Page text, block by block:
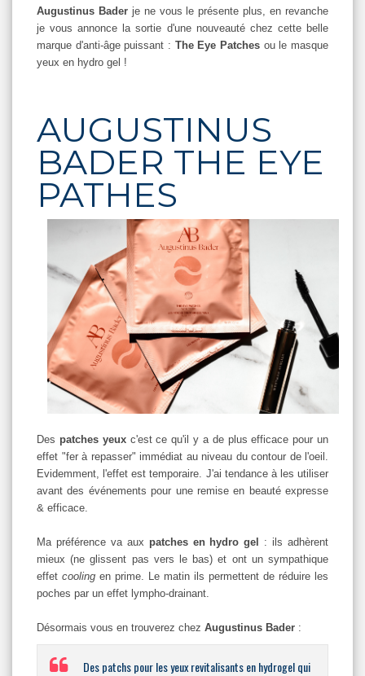
Augustinus Bader je ne vous le présente plus, en revanche
je vous annonce la sortie d'une nouveauté chez cette belle
marque d'anti-âge puissant : The Eye Patches ou le masque
yeux en hydro gel !
AUGUSTINUS
BADER THE EYE
PATHES
Des patches yeuxc'est ce qu'il y a de plus efficace pour un
effet "fer à repasser" immédiat au niveau du contour de l'oeil.
Evidemment, l'effet est temporaire. J'ai tendance à les utiliser
avant des événements pour une remise en beauté expresse
& efficace.
Ma préférence va aux patches en hydro gel
: ils adhèrent
mieux (ne glissent pas vers le bas) et ont un sympathique
effet cooling en prime. Le matin ils permettent de réduire les
poches par un effet lympho-drainant.
Désormais vous en trouverez chez Augustinus Bader :
Des patchs pour les yeux revitalisants en hydrogel qui